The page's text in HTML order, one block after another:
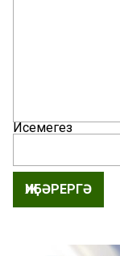
Исемегез
ҖИБӘРЕРГӘ